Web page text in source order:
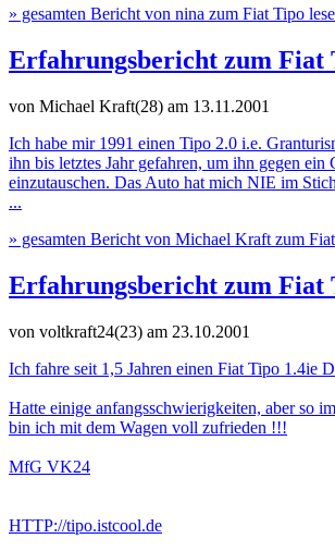
» gesamten Bericht von nina zum Fiat Tipo
Erfahrungsbericht zum Fiat
von Michael Kraft(28) am 13.11.2001
Ich habe mir 1991 einen Tipo 2.0 i.e.
ihn bis letztes Jahr gefahren, um ihn gegen ein
einzutauschen. Das Auto hat mich NIE im
...
» gesamten Bericht von Michael Kraft zum
Erfahrungsbericht zum Fiat
von voltkraft24(23) am 23.10.2001
Ich fahre seit 1,5 Jahren einen Fiat Tipo 1.4ie
Hatte einige anfangsschwierigkeiten, aber so
bin ich mit dem Wagen voll zufrieden !!!
MfG VK24
HTTP://tipo.istcool.de